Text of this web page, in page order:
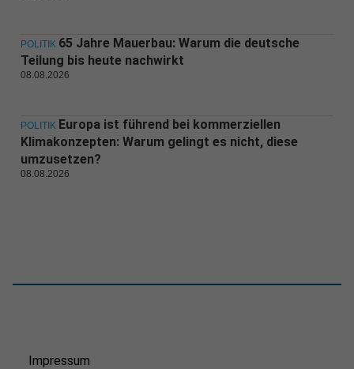
POLITIK 65 Jahre Mauerbau: Warum die deutsche
Teilung bis heute nachwirkt
08.08.2026
POLITIK Europa ist führend bei kommerziellen
Klimakonzepten: Warum gelingt es nicht, diese
umzusetzen?
08.08.2026
Impressum